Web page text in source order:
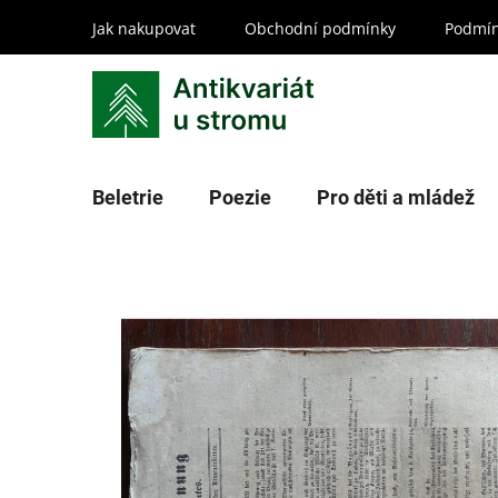
obsah
Jak nakupovat Obchodní podmínky
Beletrie Poezie Pro děti a mládež